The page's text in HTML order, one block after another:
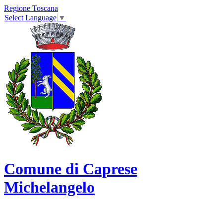
Regione Toscana
Select Language ▼
Comune di Caprese
Michelangelo